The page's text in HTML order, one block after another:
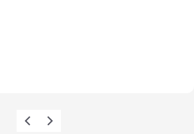
Предыдущая страница
Следующая страница